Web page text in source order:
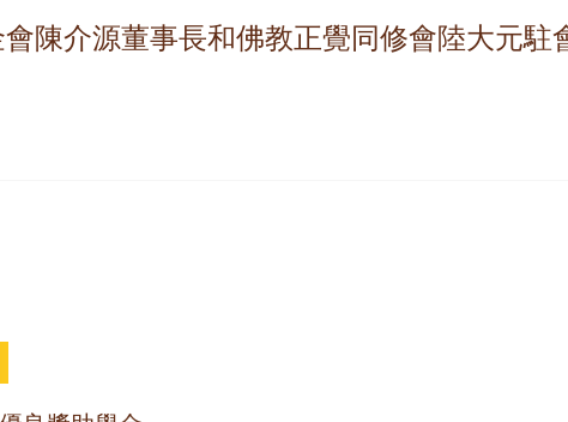
陳介源董事長和佛教正覺同修會陸大元駐